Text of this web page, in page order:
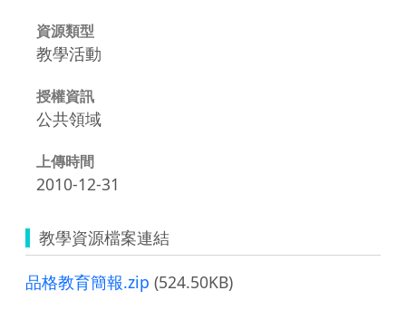
資源類型
教學活動
授權資訊
公共領域
上傳時間
2010-12-31
教學資源檔案連結
品格教育簡報.zip (524.50KB)